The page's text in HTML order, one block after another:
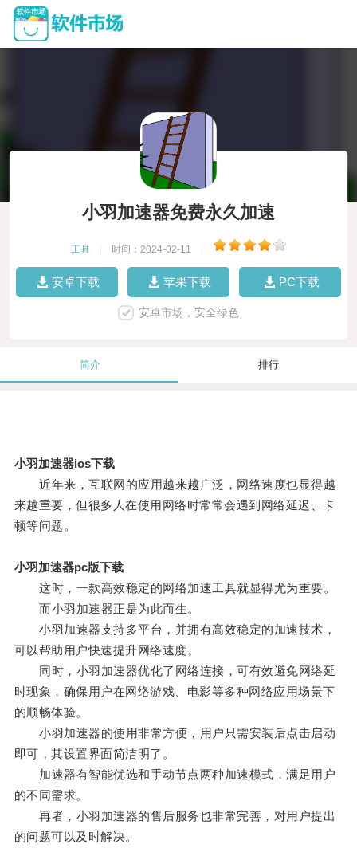
小羽加速器免费永久加速
工具 时间：2024-02-11
安卓下载 苹果下载 PC下载
安卓市场，安全绿色
简介 排行
小羽加速器ios下载
近年来，互联网的应用越来越广泛，网络速度也显得越
来越重要，但很多人在使用网络时常常会遇到网络延迟、卡
顿等问题。
小羽加速器pc版下载
这时，一款高效稳定的网络加速工具就显得尤为重要。
而小羽加速器正是为此而生。
小羽加速器支持多平台，并拥有高效稳定的加速技术，
可以帮助用户快速提升网络速度。
同时，小羽加速器优化了网络连接，可有效避免网络延
时现象，确保用户在网络游戏、电影等多种网络应用场景下
的顺畅体验。
小羽加速器的使用非常方便，用户只需安装后点击启动
即可，其设置界面简洁明了。
加速器有智能优选和手动节点两种加速模式，满足用户
的不同需求。
再者，小羽加速器的售后服务也非常完善，对用户提出
的问题可以及时解决。